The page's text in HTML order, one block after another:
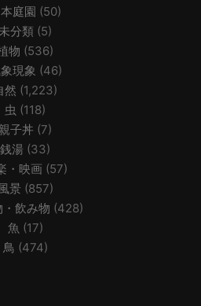
庭園 (50)
未分類 (5)
物 (536)
現象 (46)
然 (1,223)
虫 (118)
子丼 (7)
銭湯 (33)
・映画 (57)
景(857)
飲み物 (428)
魚 (17)
鳥 (474)